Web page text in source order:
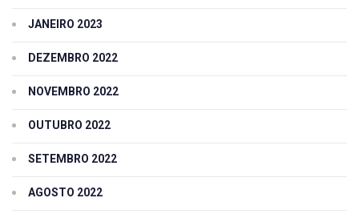
JANEIRO 2023
DEZEMBRO 2022
NOVEMBRO 2022
OUTUBRO 2022
SETEMBRO 2022
AGOSTO 2022